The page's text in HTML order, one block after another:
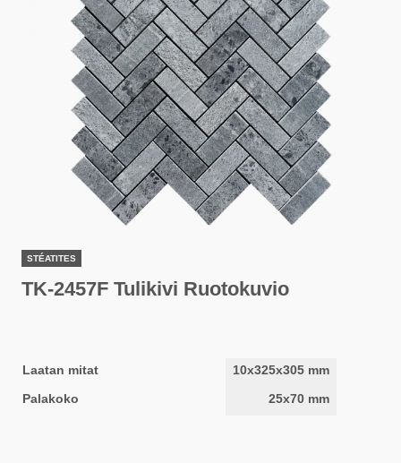
STÉATITES
TK-2457F Tulikivi Ruotokuvio
Laatan mitat
10x325x305 mm
Palakoko
25x70 mm